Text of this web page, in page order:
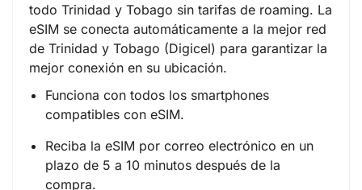
todo Trinidad y Tobago sin tarifas de roaming. La
eSIM se conecta automáticamente a la mejor red
de Trinidad y Tobago (Digicel) para garantizar la
mejor conexión en su ubicación.
Funciona con todos los smartphones
compatibles con eSIM.
Reciba la eSIM por correo electrónico en un
plazo de 5 a 10 minutos después de la
compra.